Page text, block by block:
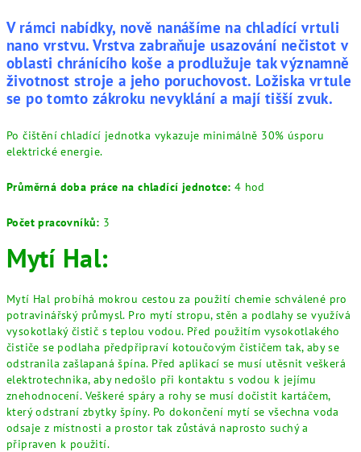
V rámci nabídky, nově nanášíme na chladící vrtuli
nano vrstvu. Vrstva zabraňuje usazování nečistot v
oblasti chránícího koše a prodlužuje tak významně
životnost stroje a jeho poruchovost. Ložiska vrtule
se po tomto zákroku nevyklání a mají tišší zvuk.
Po čištění chladící jednotka vykazuje minimálně 30% úsporu
elektrické energie.
Průměrná doba práce na chladící jednotce: 4 hod
Počet pracovníků: 3
Mytí Hal:
Mytí Hal probíhá mokrou cestou za použití chemie schválené pro
potravinářský průmysl. Pro mytí stropu, stěn a podlahy se využívá
vysokotlaký čistič s teplou vodou. Před použitím vysokotlakého
čističe se podlaha předpřipraví kotoučovým čističem tak, aby se
odstranila zašlapaná špína. Před aplikací se musí utěsnit veškerá
elektrotechnika, aby nedošlo při kontaktu s vodou k jejímu
znehodnocení. Veškeré spáry a rohy se musí dočistit kartáčem,
který odstraní zbytky špíny. Po dokončení mytí se všechna voda
odsaje z místnosti a prostor tak zůstává naprosto suchý a
připraven k použití.